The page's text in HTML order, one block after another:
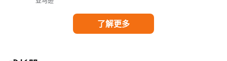
了解更多